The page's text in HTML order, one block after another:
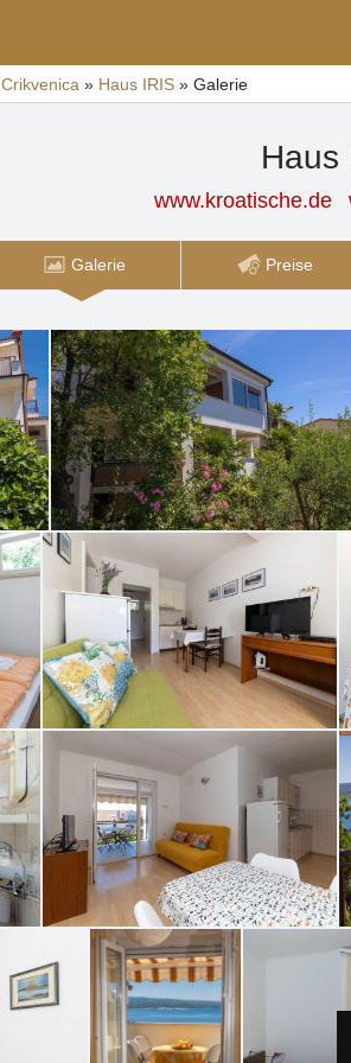
Crikvenica » Haus IRIS » Galerie
Haus
www.kroatische.de
Galerie Preise